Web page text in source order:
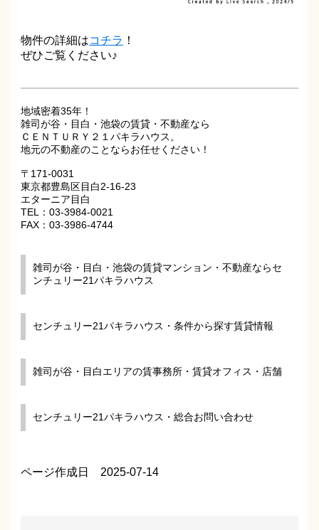
物件の詳細はコチラ ！
ぜひご覧ください♪
地域密着35年！
雑司が谷・目白・池袋の賃貸・不動産なら
ＣＥＮＴＵＲＹ２１パキラハウス。
地元の不動産のことならお任せください！
〒171-0031
東京都豊島区目白2-16-23
エターニア目白
TEL：03-3984-0021
FAX：03-3986-4744
雑司が谷・目白・池袋の賃貸マンション・不動産ならセ
ンチュリー21パキラハウス
センチュリー21パキラハウス・条件から探す賃貸情報
雑司が谷・目白エリアの賃事務所・賃貸オフィス・店舗
センチュリー21パキラハウス・総合お問い合わせ
ページ作成日 2025-07-14